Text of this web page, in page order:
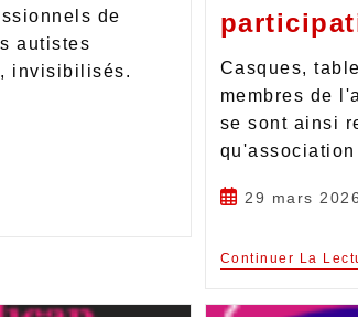
de
autistes
invisibilisés.
Casques,
membres de
se sont ainsi
29 mars 2026
Continuer La